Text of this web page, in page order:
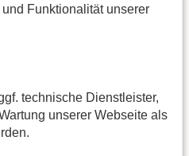
Funktionalität unserer
technische Dienstleister,
unserer Webseite als